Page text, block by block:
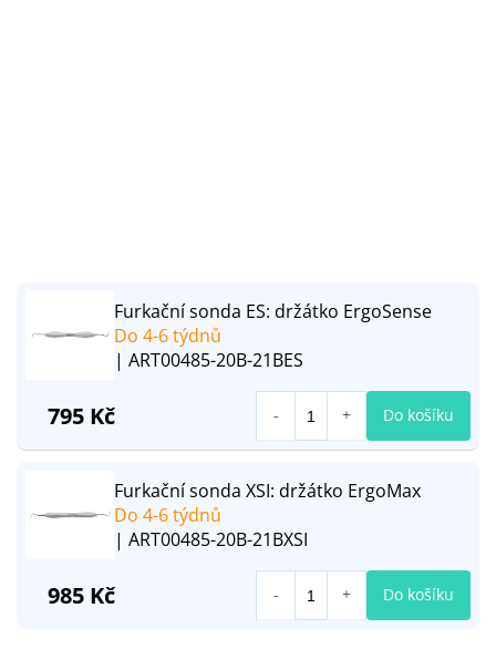
Furkační sonda ES: držátko ErgoSense
Do 4-6 týdnů
| ART00485-20B-21BES
795 Kč Do košíku
Furkační sonda XSI: držátko ErgoMax
Do 4-6 týdnů
| ART00485-20B-21BXSI
985 Kč Do košíku